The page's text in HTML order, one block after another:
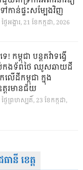
ាន់ផ្ទះសម្បែងវិញ
ថ្ងៃ​អង្គារ, 21 ខែ​កក្កដា, 2026
កម្ពុជា បន្តតវ៉ាទង្វើ
ស់កងទ័ពថៃ ឈូសឆាយដី
លើដីកម្ពុជា ក្នុង
តរមានជ័យ
ថ្ងៃ​ព្រហស្បតិ៍, 23 ខែ​កក្កដា,
នី ខេត្ត